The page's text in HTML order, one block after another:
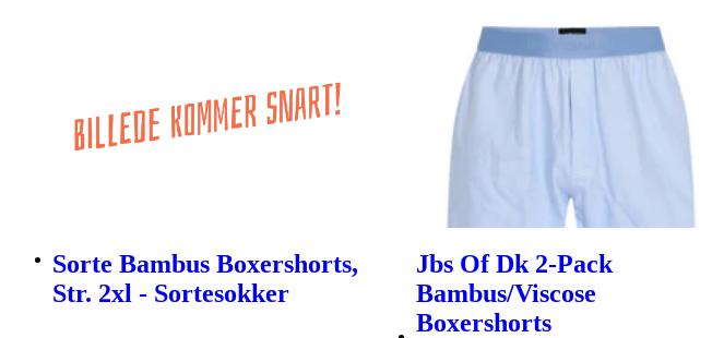
Sorte Bambus Boxershorts,
Str. 2xl - Sortesokker
Jbs Of Dk 2-Pack
Bambus/Viscose
Boxershorts